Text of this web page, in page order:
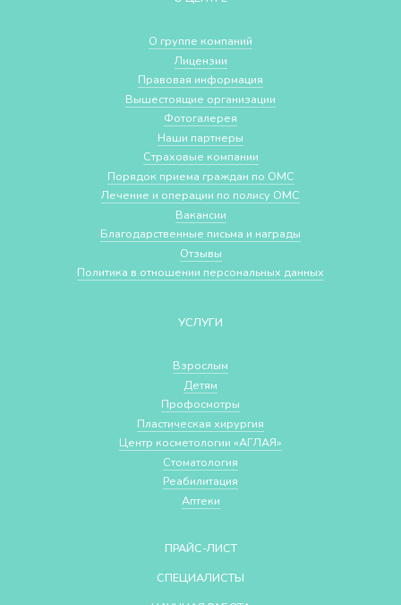
О группе компаний
Лицензии
Правовая информация
Вышестоящие организации
Фотогалерея
Наши партнеры
Страховые компании
Порядок приема граждан по ОМС
Лечение и операции по полису ОМС
Вакансии
Благодарственные письма и награды
Отзывы
Политика в отношении персональных данных
УСЛУГИ
Взрослым
Детям
Профосмотры
Пластическая хирургия
Центр косметологии «АГЛАЯ»
Стоматология
Реабилитация
Аптеки
ПРАЙС-ЛИСТ
СПЕЦИАЛИСТЫ